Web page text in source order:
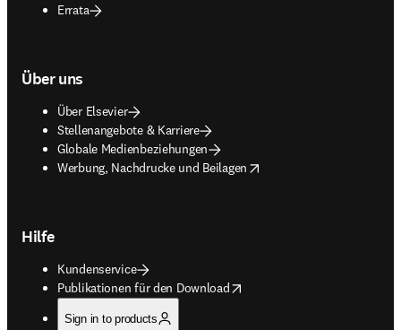
Errata
Über uns
Über Elsevier
Stellenangebote & Karriere
Globale Medienbeziehungen
Werbung, Nachdrucke und Beilagen
opens in new tab/window
Hilfe
Kundenservice
Publikationen für den Download
opens in new tab/window
Sign in to products